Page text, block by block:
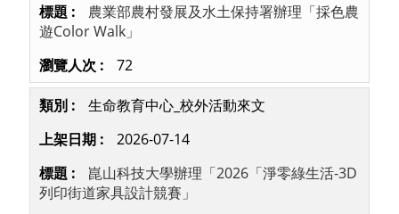
農業部農村發展及水土保持署辦理「採色農
遊Color Walk」
72
生命教育中心_校外活動來文
2026-07-14
崑山科技大學辦理「2026「淨零綠生活-3D
列印街道家具設計競賽」